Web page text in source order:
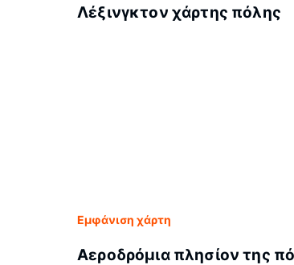
Λέξινγκτον χάρτης πόλης
Εμφάνιση χάρτη
Αεροδρόμια πλησίον της